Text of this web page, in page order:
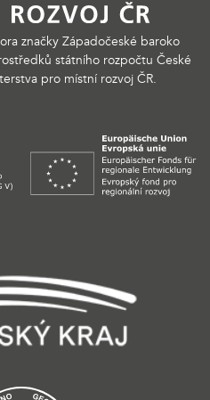
značky Západočeské baroko
státního rozpočtu České
pro místní rozvoj ČR.